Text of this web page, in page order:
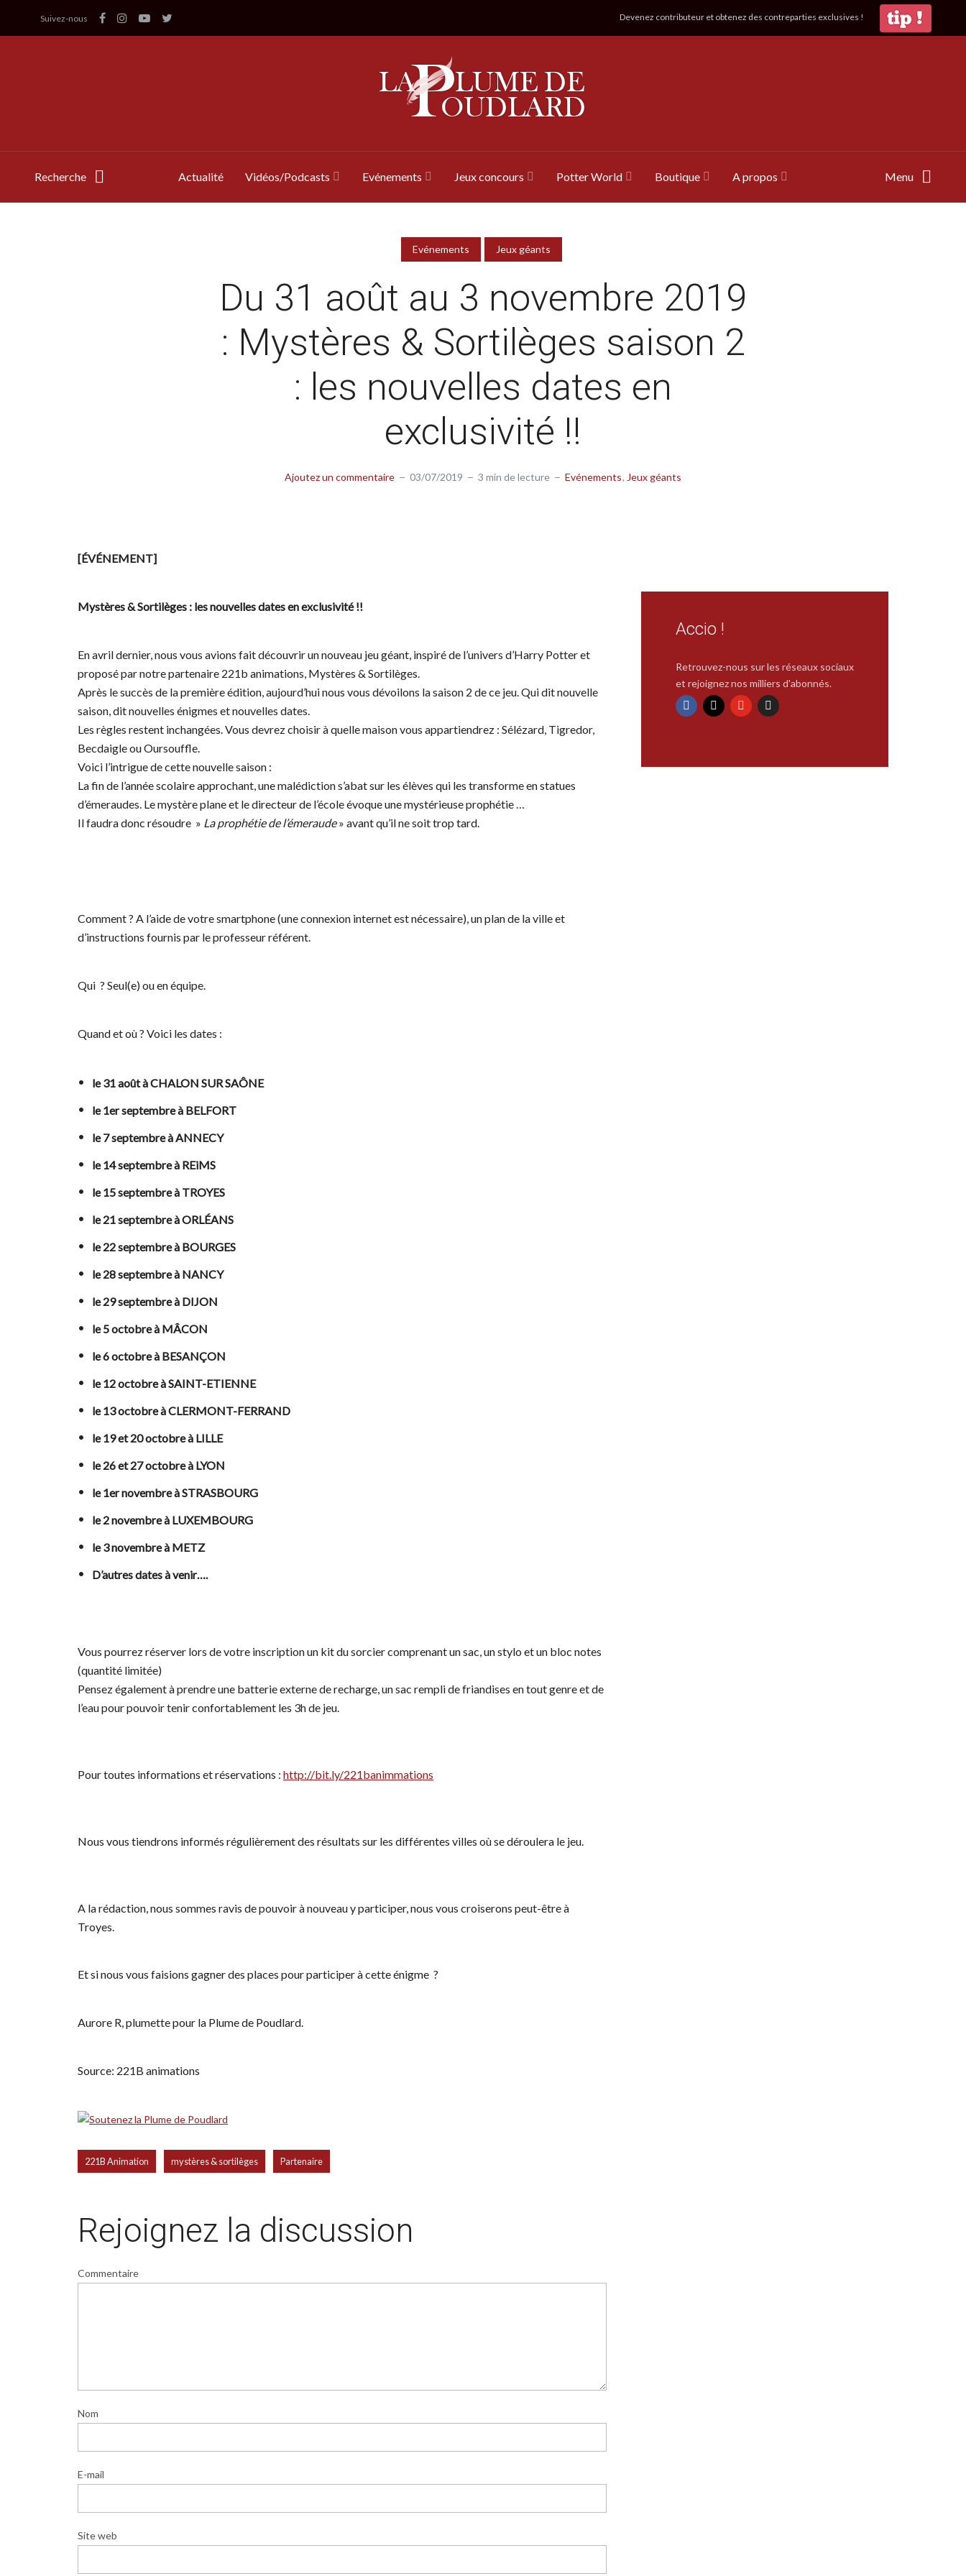
Suivez-nous Devenez contributeur et obtenez des contreparties exclusives !
Recherche Actualité Vidéos/Podcasts Evénements Jeux concours Potter World Boutique A propos Menu
Evénements Jeux géants
Du 31 août au 3 novembre 2019
: Mystères & Sortilèges saison 2
: les nouvelles dates en
exclusivité !!
Ajoutez un commentaire 03/07/2019 3 min de lecture Evénements Jeux géants
[ÉVÉNEMENT]
Mystères & Sortilèges : les nouvelles dates en exclusivité !!
En avril dernier, nous vous avions fait découvrir un nouveau jeu géant, inspiré de l’univers d’Harry Potter et
proposé par notre partenaire 221b animations, Mystères & Sortilèges.
Après le succès de la première édition, aujourd’hui nous vous dévoilons la saison 2 de ce jeu. Qui dit nouvelle
saison, dit nouvelles énigmes et nouvelles dates.
Les règles restent inchangées. Vous devrez choisir à quelle maison vous appartiendrez : Sélézard, Tigredor,
Becdaigle ou Oursouffle.
Voici l’intrigue de cette nouvelle saison :
La fin de l’année scolaire approchant, une malédiction s’abat sur les élèves qui les transforme en statues
d’émeraudes. Le mystère plane et le directeur de l’école évoque une mystérieuse prophétie …
Il faudra donc résoudre » La prophétie de l’émeraude» avant qu’il ne soit trop tard.
Comment ? A l’aide de votre smartphone (une connexion internet est nécessaire), un plan de la ville et
d’instructions fournis par le professeur référent.
Qui ? Seul(e) ou en équipe.
Quand et où ? Voici les dates :
le 31 août à CHALON SUR SAÔNE
le 1er septembre à BELFORT
le 7 septembre à ANNECY
le 14 septembre à REiMS
le 15 septembre à TROYES
le 21 septembre à ORLÉANS
le 22 septembre à BOURGES
le 28 septembre à NANCY
le 29 septembre à DIJON
le 5 octobre à MÂCON
le 6 octobre à BESANÇON
le 12 octobre à SAINT-ETIENNE
le 13 octobre à CLERMONT-FERRAND
le 19 et 20 octobre à LILLE
le 26 et 27 octobre à LYON
le 1er novembre à STRASBOURG
le 2 novembre à LUXEMBOURG
le 3 novembre à METZ
D’autres dates à venir….
Vous pourrez réserver lors de votre inscription un kit du sorcier comprenant un sac, un stylo et un bloc notes
(quantité limitée)
Pensez également à prendre une batterie externe de recharge, un sac rempli de friandises en tout genre et de
l’eau pour pouvoir tenir confortablement les 3h de jeu.
Pour toutes informations et réservations : http://bit.ly/221banimmations
Nous vous tiendrons informés régulièrement des résultats sur les différentes villes où se déroulera le jeu.
A la rédaction, nous sommes ravis de pouvoir à nouveau y participer, nous vous croiserons peut-être à
Troyes.
Et si nous vous faisions gagner des places pour participer à cette énigme ?
Aurore R, plumette pour la Plume de Poudlard.
Source: 221B animations
221B Animation mystères & sortilèges Partenaire
Rejoignez la discussion
Commentaire
Nom
E-mail
Site web
Accio !
Retrouvez-nous sur les réseaux sociaux
et rejoignez nos milliers d'abonnés.